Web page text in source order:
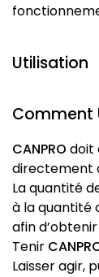
Utilisation
Comment
CANPRO doit
directement
La quantité
à la quantité
afin
Tenir
Laisser agir,